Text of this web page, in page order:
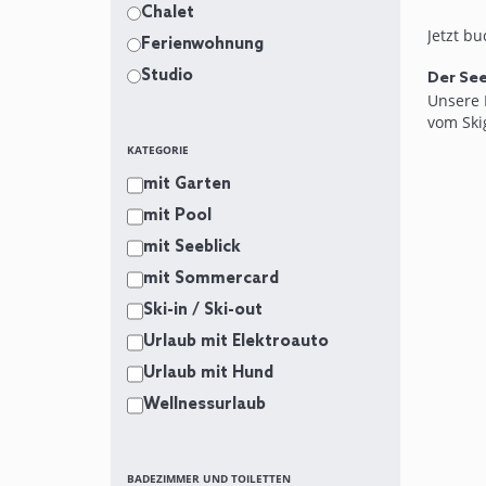
Chalet
Ferienwohnung
Studio
KATEGORIE
mit Garten
mit Pool
mit Seeblick
mit Sommercard
Ski-in / Ski-out
Urlaub mit Elektroauto
Urlaub mit Hund
Wellnessurlaub
BADEZIMMER UND TOILETTEN
Jetzt
Der
Unsere
vom